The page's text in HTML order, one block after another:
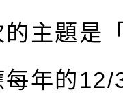
的主題是
每年的